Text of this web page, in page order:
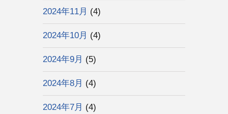
2024年11月 (4)
2024年10月 (4)
2024年9月 (5)
2024年8月 (4)
2024年7月 (4)